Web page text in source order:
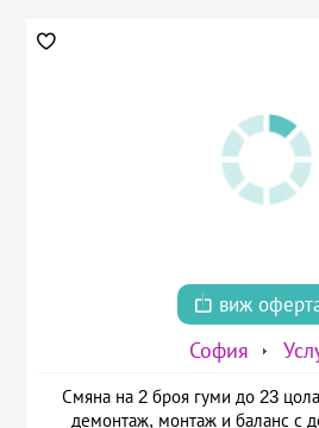
виж
София
Смяна на 2 броя гуми до 23
демонтаж, монтаж и баланс с